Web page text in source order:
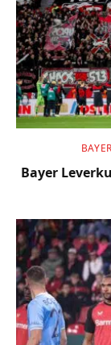
Bayer